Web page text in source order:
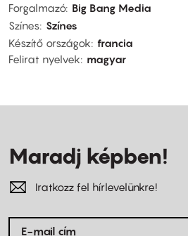
Forgalmazó Big Bang Media
Színes Színes
Készítő országok francia
Felirat nyelvek
magyar
Maradj képben!
Iratkozz fel hírlevelünkre!